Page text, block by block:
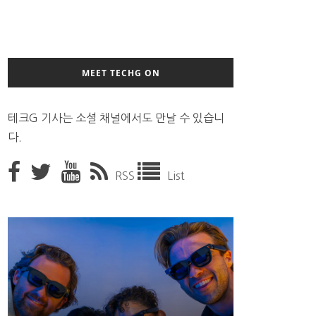
MEET TECHG ON
테크G 기사는 소셜 채널에서도 만날 수 있습니
다.
RSS List